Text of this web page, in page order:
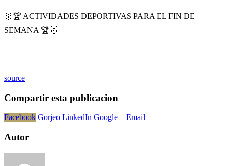
🥇🏆 ACTIVIDADES DEPORTIVAS PARA EL FIN DE
SEMANA 🏆🥇
source
Compartir esta publicacion
Facebook Gorjeo LinkedIn Google + Email
Autor